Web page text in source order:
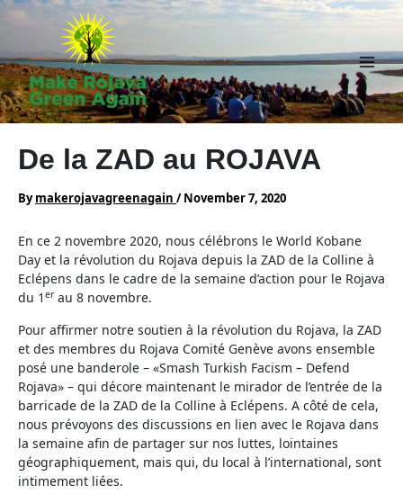
Skip
Main
De la ZAD au ROJAVA
Bymakerojavagreenagain /November 7, 2020
En ce 2 novembre 2020, nous célébrons le World Kobane
Day et la révolution du Rojava depuis la ZAD de la Colline à
Eclépens dans le cadre de la semaine d’action pour le Rojava
du 1 er au 8 novembre.
Pour affirmer notre soutien à la révolution du Rojava, la ZAD
et des membres du Rojava Comité Genève avons ensemble
posé une banderole – «Smash Turkish Facism – Defend
Rojava» – qui décore maintenant le mirador de l’entrée de la
barricade de la ZAD de la Colline à Eclépens. A côté de cela,
nous prévoyons des discussions en lien avec le Rojava dans
la semaine afin de partager sur nos luttes, lointaines
géographiquement, mais qui, du local à l’international, sont
intimement liées.